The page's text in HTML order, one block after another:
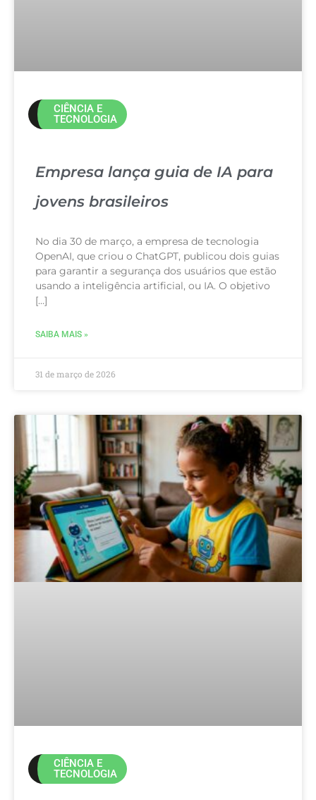
CIÊNCIA E
TECNOLOGIA
Empresa lança guia de IA para
jovens brasileiros
No dia 30 de março, a empresa de tecnologia
OpenAI, que criou o ChatGPT, publicou dois guias
para garantir a segurança dos usuários que estão
usando a inteligência artificial, ou IA. O objetivo
[…]
SAIBA MAIS »
31 de março de 2026
CIÊNCIA E
TECNOLOGIA